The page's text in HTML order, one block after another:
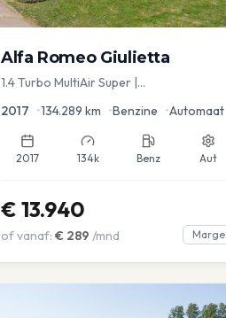
Alfa Romeo Giulietta
1.4 Turbo MultiAir Super |
2017 •134.289 km •Benzine •Automaat
2017 134k Benz Aut
€ 13.940
of vanaf: € 289 /mnd Marge